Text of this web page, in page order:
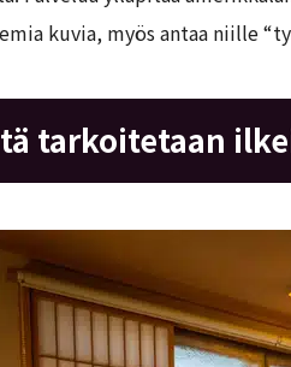
kuvia, myös antaa niille
tarkoitetaan